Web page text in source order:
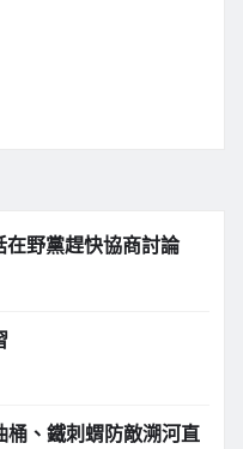
野黨趕快協商討論
、鐵刺蝟防敵溯河直